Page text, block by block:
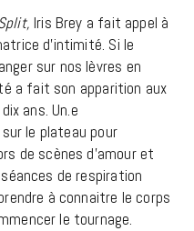
Iris Brey a fait appel à
d’intimité. Si le
sur nos lèvres en
a fait son apparition aux
ans. Un.e
le plateau pour
de scènes d’amour et
de respiration
à connaitre le corps
le tournage.